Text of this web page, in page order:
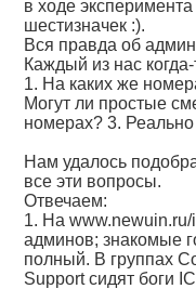
в ходе
шестизначек :).
Вся правда об
Каждый из нас
1. На каких же
Могут ли простые
номерах? 3.
Нам удалось
все эти вопросы.
Отвечаем:
1. На www.newuin.ru/
админов; знакомые
полный. В группах
Support сидят боги